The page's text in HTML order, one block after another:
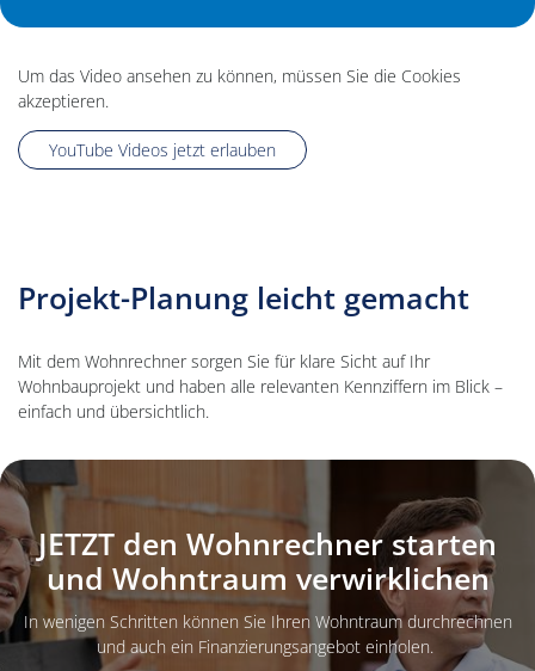
Um das Video ansehen zu können, müssen Sie die Cookies
akzeptieren.
YouTube Videos jetzt erlauben
Projekt-Planung leicht gemacht
Mit dem Wohnrechner sorgen Sie für klare Sicht auf Ihr
Wohnbauprojekt und haben alle relevanten Kennziffern im Blick –
einfach und übersichtlich.
Hintergrundbild: Eine junge Familie plant mit der HYPO NOE ihren
JETZT den Wohnrechner starten
und Wohntraum verwirklichen
In wenigen Schritten können Sie Ihren Wohntraum durchrechnen
und auch ein Finanzierungsangebot einholen.